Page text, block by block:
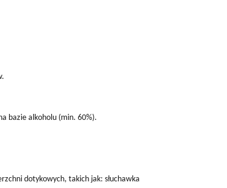
bazie alkoholu (min. 60%).
dotykowych, takich jak: słuchawka